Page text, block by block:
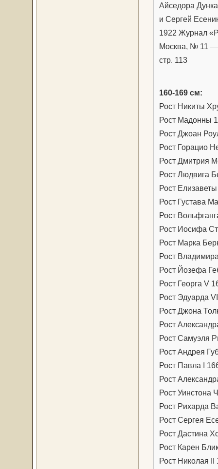
Айседора
и Сергей
1922 Журнал
Москва, № 11 —
стр. 113
160-169 см:
Рост Никиты
Рост Мадонны
Рост Джоан
Рост Горацио
Рост Дмитрия
Рост Людвига
Рост
Рост Густава
Рост
Рост Иосифа
Рост Марка
Рост
Рост Йозефа
Рост Георга V
Рост Эдуарда
Рост Джона
Рост
Рост Самуэля
Рост Андрея
Рост Павла I
Рост
Рост Уинстона
Рост Рихарда
Рост Сергея
Рост Дастина
Рост Карен
Рост Николая II